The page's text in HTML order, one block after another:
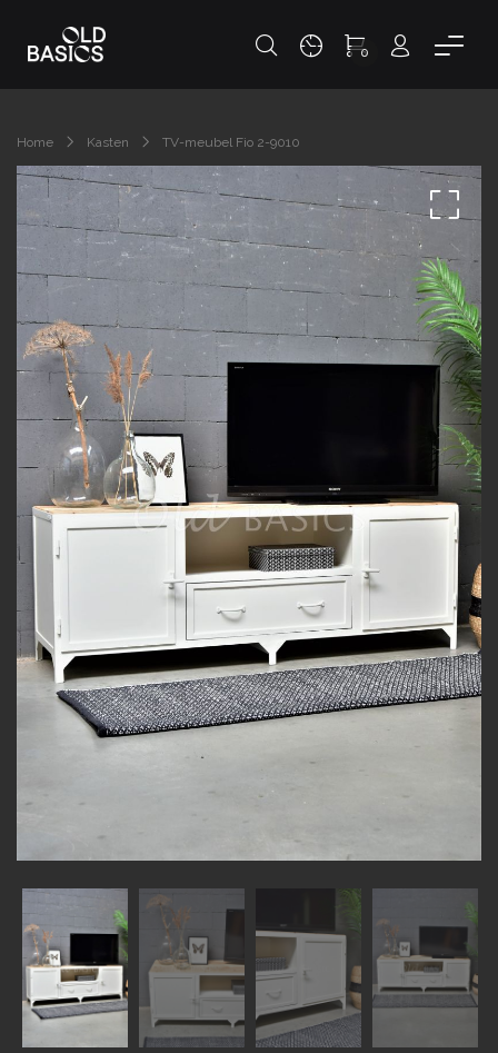
0
Home Kasten TV-meubel Fio 2-9010